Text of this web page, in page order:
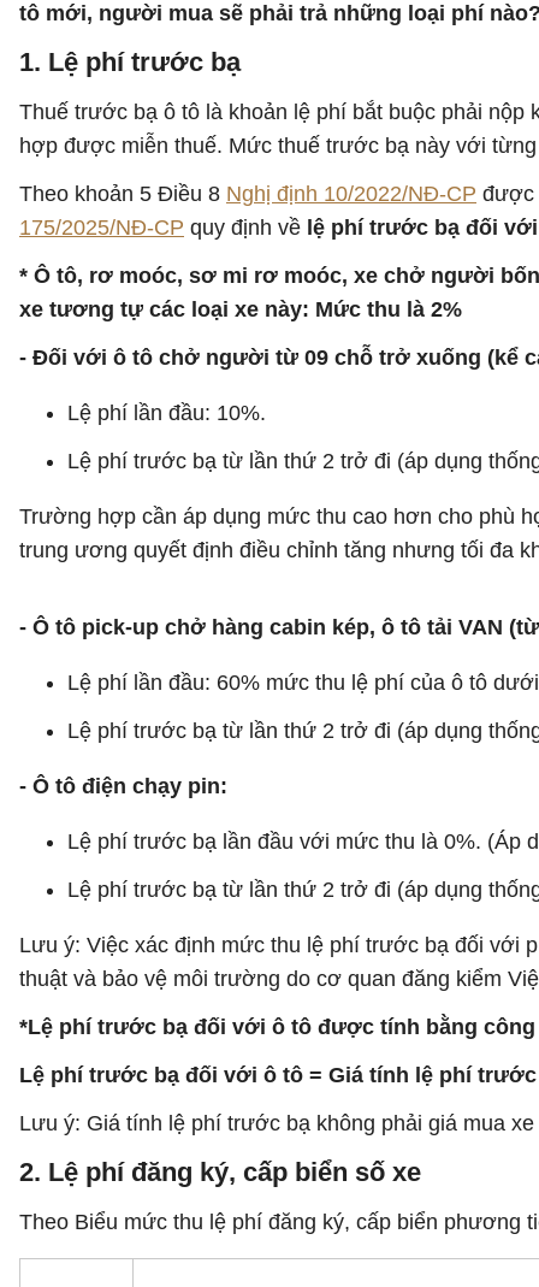
tô mới, người mua sẽ phải trả những loại phí
1. Lệ phí trước bạ
Thuế trước bạ ô tô là khoản lệ phí bắt buộc phải
hợp được miễn thuế. Mức thuế trước bạ này với
Theo khoản 5 Điều 8 Nghị định 10/2022/NĐ-CP được
175/2025/NĐ-CP quy định về lệ phí trước bạ đối
* Ô tô, rơ moóc, sơ mi rơ moóc, xe chở người
xe tương tự các loại xe này: Mức thu là 2%
- Đối với ô tô chở người từ 09 chỗ trở xuống (kể
Lệ phí lần đầu: 10%.
Lệ phí trước bạ từ lần thứ 2 trở đi (áp dụng
Trường hợp cần áp dụng mức thu cao hơn cho phù
trung ương quyết định điều chỉnh tăng nhưng tối đa
- Ô tô pick-up chở hàng cabin kép, ô tô tải VAN
Lệ phí lần đầu: 60% mức thu lệ phí của ô tô
Lệ phí trước bạ từ lần thứ 2 trở đi (áp dụng
- Ô tô điện chạy pin:
Lệ phí trước bạ lần đầu với mức thu là 0%. (Áp
Lệ phí trước bạ từ lần thứ 2 trở đi (áp dụng
Lưu ý: Việc xác định mức thu lệ phí trước bạ đối với
thuật và bảo vệ môi trường do cơ quan đăng kiểm
*Lệ phí trước bạ đối với ô tô được tính bằng
Lệ phí trước bạ đối với ô tô = Giá tính lệ phí
Lưu ý: Giá tính lệ phí trước bạ không phải giá mua
2. Lệ phí đăng ký, cấp biển số xe
Theo Biểu mức thu lệ phí đăng ký, cấp biển phương